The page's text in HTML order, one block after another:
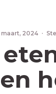
maart, 2024 ·